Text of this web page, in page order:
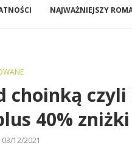
NAJWAŻNIEJSZY
choinką czyli
40% zniżki
03/12/2021